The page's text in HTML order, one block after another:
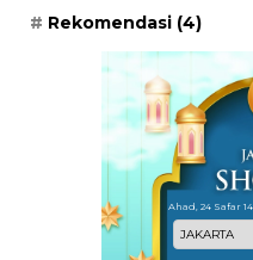
Rekomendasi (4)
Ahad, 24 Safar